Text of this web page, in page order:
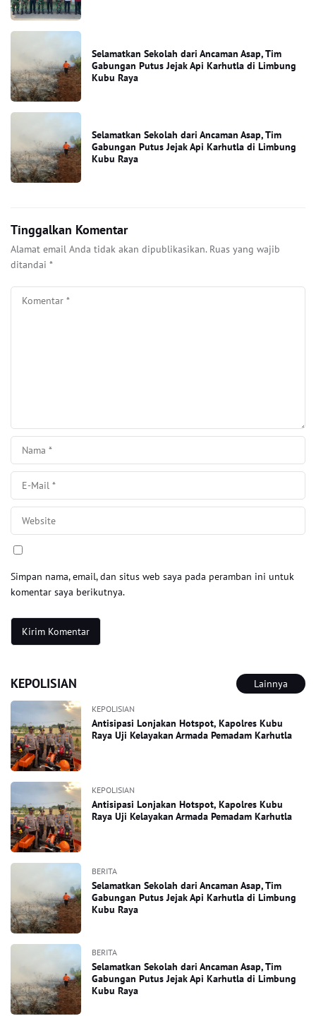
Selamatkan Sekolah dari Ancaman Asap, Tim
Gabungan Putus Jejak Api Karhutla di Limbung
Kubu Raya
Selamatkan Sekolah dari Ancaman Asap, Tim
Gabungan Putus Jejak Api Karhutla di Limbung
Kubu Raya
Tinggalkan Komentar
Alamat email Anda tidak akan dipublikasikan. Ruas yang wajib
ditandai *
Simpan nama, email, dan situs web saya pada peramban ini untuk
komentar saya berikutnya.
KEPOLISIAN Lainnya
KEPOLISIAN
Antisipasi Lonjakan Hotspot, Kapolres Kubu
Raya Uji Kelayakan Armada Pemadam Karhutla
KEPOLISIAN
Antisipasi Lonjakan Hotspot, Kapolres Kubu
Raya Uji Kelayakan Armada Pemadam Karhutla
BERITA
Selamatkan Sekolah dari Ancaman Asap, Tim
Gabungan Putus Jejak Api Karhutla di Limbung
Kubu Raya
BERITA
Selamatkan Sekolah dari Ancaman Asap, Tim
Gabungan Putus Jejak Api Karhutla di Limbung
Kubu Raya